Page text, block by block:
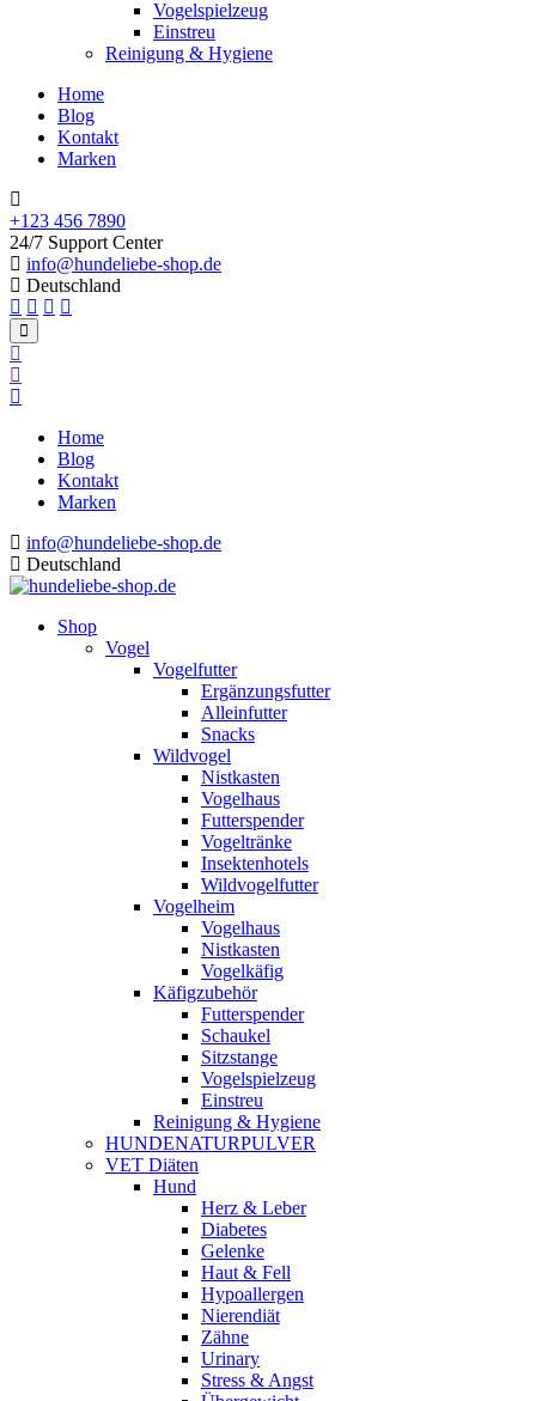
Vogelspielzeug
Einstreu
Reinigung & Hygiene
Home
Blog
Kontakt
Marken
+123 456 7890
24/7 Support Center
info@hundeliebe-shop.de
Deutschland
Home
Blog
Kontakt
Marken
info@hundeliebe-shop.de
Deutschland
Shop
Vogel
Vogelfutter
Ergänzungsfutter
Alleinfutter
Snacks
Wildvogel
Nistkasten
Vogelhaus
Futterspender
Vogeltränke
Insektenhotels
Wildvogelfutter
Vogelheim
Vogelhaus
Nistkasten
Vogelkäfig
Käfigzubehör
Futterspender
Schaukel
Sitzstange
Vogelspielzeug
Einstreu
Reinigung & Hygiene
HUNDENATURPULVER
VET Diäten
Hund
Herz & Leber
Diabetes
Gelenke
Haut & Fell
Hypoallergen
Nierendiät
Zähne
Urinary
Stress & Angst